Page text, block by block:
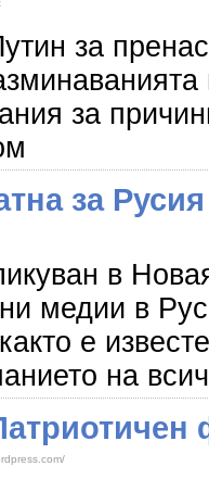
за
за
за Русия
в
медии в
е
на